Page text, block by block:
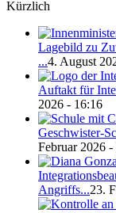
Kürzlich
Lagebild zu
...4. August
Auftakt für
2026 - 16:16
Geschwister-
Februar 2026 -
Angriffs...23.